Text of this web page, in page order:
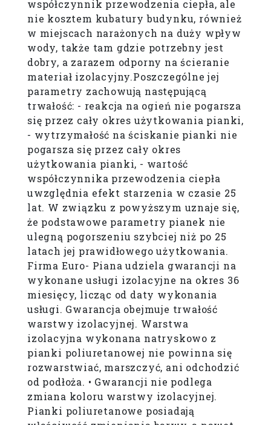
współczynnik przewodzenia ciepła, ale
nie kosztem kubatury budynku, również
w miejscach narażonych na duży wpływ
wody, także tam gdzie potrzebny jest
dobry, a zarazem odporny na ścieranie
materiał izolacyjny.Poszczególne jej
parametry zachowują następującą
trwałość: - reakcja na ogień nie pogarsza
się przez cały okres użytkowania pianki,
- wytrzymałość na ściskanie pianki nie
pogarsza się przez cały okres
użytkowania pianki, - wartość
współczynnika przewodzenia ciepła
uwzględnia efekt starzenia w czasie 25
lat. W związku z powyższym uznaje się,
że podstawowe parametry pianek nie
ulegną pogorszeniu szybciej niż po 25
latach jej prawidłowego użytkowania.
Firma Euro- Piana udziela gwarancji na
wykonane usługi izolacyjne na okres 36
miesięcy, licząc od daty wykonania
usługi. Gwarancja obejmuje trwałość
warstwy izolacyjnej. Warstwa
izolacyjna wykonana natryskowo z
pianki poliuretanowej nie powinna się
rozwarstwiać, marszczyć, ani odchodzić
od podłoża. • Gwarancji nie podlega
zmiana koloru warstwy izolacyjnej.
Pianki poliuretanowe posiadają